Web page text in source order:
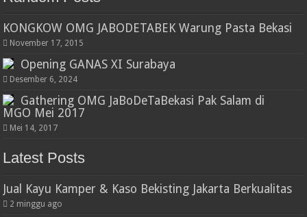
KONGKOW OMG JABODETABEK Warung Pasta Bekasi
November 17, 2015
Opening GANAS XI Surabaya
Desember 6, 2024
Gathering OMG JaBoDeTaBekasi Pak Salam di
MGO Mei 2017
Mei 14, 2017
Latest Posts
Jual Kayu Kamper & Kaso Bekisting Jakarta Berkualitas
2 minggu ago